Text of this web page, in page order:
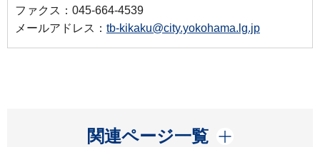
ファクス：045-664-4539
メールアドレス： tb-kikaku@city.yokohama.lg.jp
関連ページ一覧
開く